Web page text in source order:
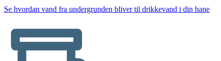
Se hvordan vand fra undergrunden bliver til drikkevand i din hane